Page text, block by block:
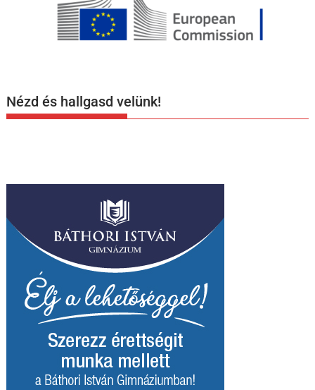
Nézd és hallgasd velünk!